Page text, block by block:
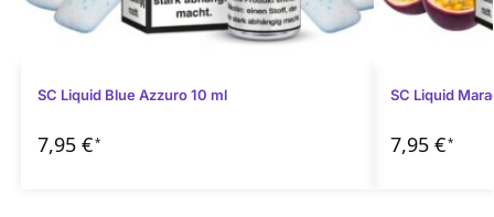
SC Liquid Blue Azzuro 10 ml
7,95 €*
SC Liquid
7,95 €*